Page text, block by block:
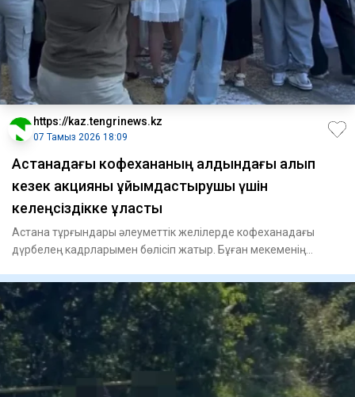
https://kaz.tengrinews.kz
07 Тамыз 2026 18:09
Астанадағы кофехананың алдындағы алып
кезек акцияны ұйымдастырушы үшін
келеңсіздікке ұласты
Астана тұрғындары әлеуметтік желілерде кофеханадағы
дүрбелең кадрларымен бөлісіп жатыр. Бұған мекеменің